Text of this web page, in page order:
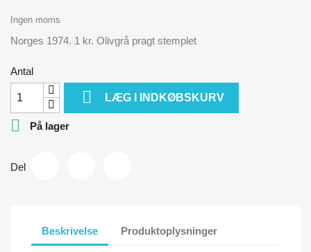
Ingen moms
Norges 1974. 1 kr. Olivgrå pragt stemplet
Antal
 LÆG I INDKØBSKURV
 På lager
Del
Beskrivelse Produktoplysninger